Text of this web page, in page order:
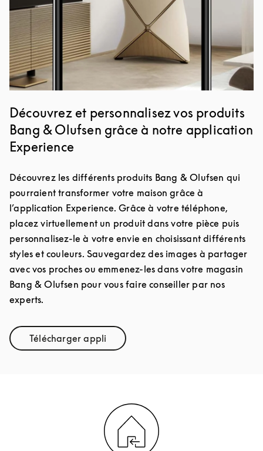
Découvrez et personnalisez vos produits
Bang & Olufsen grâce à notre application
Experience
Découvrez les différents produits Bang & Olufsen qui
pourraient transformer votre maison grâce à
l’application Experience. Grâce à votre téléphone,
placez virtuellement un produit dans votre pièce puis
personnalisez-le à votre envie en choisissant différents
styles et couleurs. Sauvegardez des images à partager
avec vos proches ou emmenez-les dans votre magasin
Bang & Olufsen pour vous faire conseiller par nos
experts.
Télécharger appliLink Opens in New Tab